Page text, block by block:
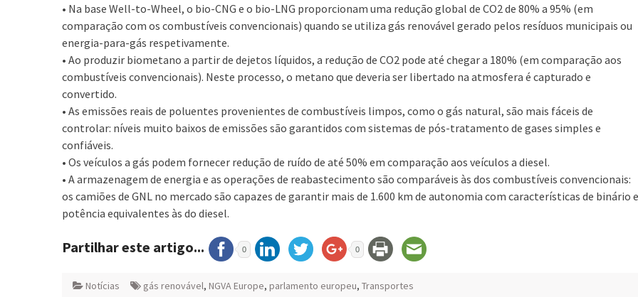
• Na base Well-to-Wheel, o bio-CNG e o bio-LNG proporcionam uma redução global de CO2 de 80% a 95% (em
comparação com os combustíveis convencionais) quando se utiliza gás renovável gerado pelos resíduos municipais ou
energia-para-gás respetivamente.
• Ao produzir biometano a partir de dejetos líquidos, a redução de CO2 pode até chegar a 180% (em comparação aos
combustíveis convencionais). Neste processo, o metano que deveria ser libertado na atmosfera é capturado e
convertido.
• As emissões reais de poluentes provenientes de combustíveis limpos, como o gás natural, são mais fáceis de
controlar: níveis muito baixos de emissões são garantidos com sistemas de pós-tratamento de gases simples e
confiáveis.
• Os veículos a gás podem fornecer redução de ruído de até 50% em comparação aos veículos a diesel.
• A armazenagem de energia e as operações de reabastecimento são comparáveis às dos combustíveis convencionais:
os camiões de GNL no mercado são capazes de garantir mais de 1.600 km de autonomia com características de binário e
potência equivalentes às do diesel.
Partilhar este artigo... 0 0
Notícias gás renovável, NGVA Europe, parlamento europeu, Transportes